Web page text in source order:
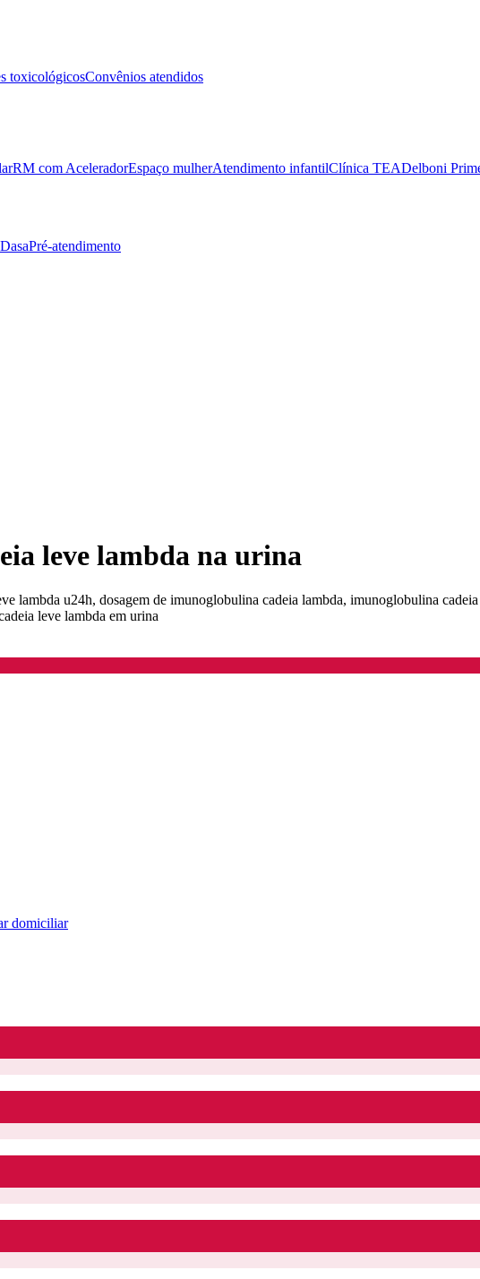
toxicológicosConvênios atendidos
RM com AceleradorEspaço mulherAtendimento infantilClínica TEADelboni
Pré-atendimento
leve lambda na urina
lambda u24h, dosagem de imunoglobulina cadeia lambda, imunoglobulina
leve lambda em urina
domiciliar